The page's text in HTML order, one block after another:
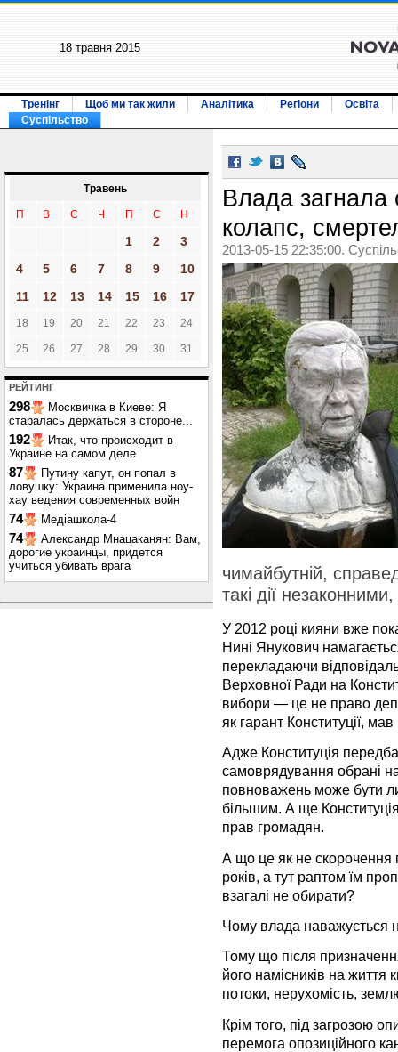
18 травня 2015
Тренінг Щоб ми так жили Аналітика Регіони
Освіта
Суспільство
Травень
П В С Ч П С Н
1 2
3
4
5 6 7 8 9
10
11
12 13 14 15 16 17
18 19 20 21 22 23 24
25 26 27 28 29 30 31
РЕЙТИНГ
298
Москвичка в Киеве: Я
старалась держаться в стороне...
192
Итак, что происходит в
Украине на самом деле
87
Путину капут, он попал в
ловушку: Украина применила ноу-
хау ведения современных войн
74 Медіашкола-4
74
Александр Мнацаканян: Вам,
дорогие украинцы, придется
учиться убивать врага
Влада загнала
колапс,
2013-05-15 22:35:00.
чимайбутній,
такі дії
У 2012 році кияни вже
Нині Янукович
перекладаючи
Верховної Ради на
вибори — це не право
як гарант Конституції,
Адже Конституція
самоврядування обрані
повноважень може бути
більшим. А ще
прав громадян.
А що це як не
років, а тут раптом їм
взагалі не обирати?
Чому влада наважується
Тому що після
його намісників на
потоки, нерухомість,
Крім того, під загрозою
перемога опозиційного